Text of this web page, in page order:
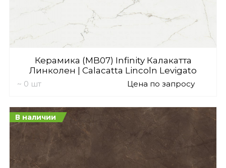
Керамика (MB07) Infinity Калакатта
Линколен | Calacatta Lincoln Levigato
~ 0 шт Цена по запросу
В наличии